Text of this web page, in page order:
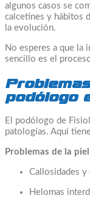
algunos casos se
calcetines y hábitos
la evolución.
No esperes a que la
sencillo es el
podólogo
El podólogo de
patologías. Aquí
Problemas de la
Callosidades y
Helomas